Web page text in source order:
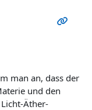
man an, dass der
und den
Äther-